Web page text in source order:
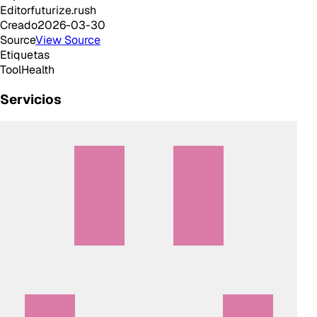
Editorfuturize.rush
Creado2026-03-30
SourceView Source
Etiquetas
ToolHealth
Servicios